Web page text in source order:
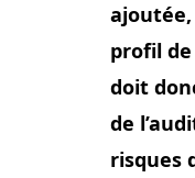
ajoutée,
profil
doit
de
risques